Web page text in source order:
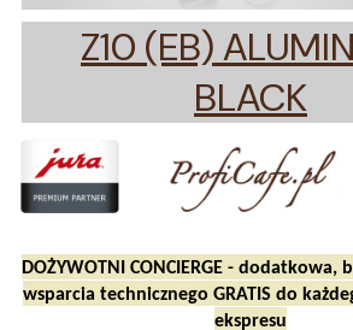
Z10 (EB)
BLACK
DOŻYWOTNI CONCIERGE - dodatkowa,
wsparcia technicznego GRATIS do
ekspresu